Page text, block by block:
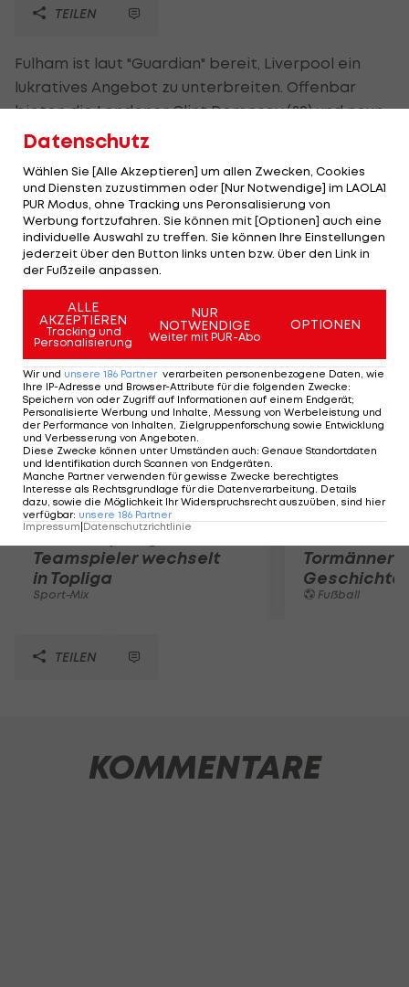
TEILEN
Fulham ist laut "Guardian" bereit, Liverpool ein
lukratives Angebot zu unterbreiten. Offenbar
bieten die Londoner Clint Dempsey (29) und neun
Millionen Pfund (rund 11,3 Millionen Euro). Im
Die "Reds" zeigen bereits seit geraumer Zeit
Interesse am US-Stürmer, der in der
abgelaufenen Saison 17 Tore und sieben Assists
verbuchen konnte. Carroll gelangen indes lediglich
vier Treffer und drei Torvorlagen.
Mehr zum Thema
Karrieresprung! ÖVV-
Teamspieler wechselt
in Topliga
Sport-Mix
Tormänner
Geschichte
Fußball
TEILEN
KOMMENTARE
Datenschutz
Wählen Sie [Alle Akzeptieren] um allen Zwecken, Cookies
und Diensten zuzustimmen oder [Nur Notwendige] im LAOLA1
PUR Modus, ohne Tracking uns Peronsalisierung von
Werbung fortzufahren. Sie können mit [Optionen] auch eine
individuelle Auswahl zu treffen. Sie können Ihre Einstellungen
jederzeit über den Button links unten bzw. über den Link in
der Fußzeile anpassen.
ALLE
AKZEPTIEREN
Tracking und
Personalisierung
NUR
NOTWENDIGE
Weiter mit PUR-Abo
OPTIONEN
Wir und unsere 186 Partner verarbeiten personenbezogene Daten, wie
Ihre IP-Adresse und Browser-Attribute für die folgenden Zwecke:
Speichern von oder Zugriff auf Informationen auf einem Endgerät;
Personalisierte Werbung und Inhalte, Messung von Werbeleistung und
der Performance von Inhalten, Zielgruppenforschung sowie Entwicklung
und Verbesserung von Angeboten.
Diese Zwecke können unter Umständen auch: Genaue Standortdaten
und Identifikation durch Scannen von Endgeräten.
Manche Partner verwenden für gewisse Zwecke berechtigtes
Interesse als Rechtsgrundlage für die Datenverarbeitung. Details
dazu, sowie die Möglichkeit Ihr Widerspruchsrecht auszuüben, sind hier
verfügbar: unsere 186 Partner
Impressum Datenschutzrichtlinie